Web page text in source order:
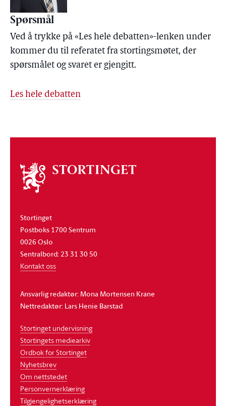
Spørsmål
Ved å trykke på «Les hele debatten»-lenken under
kommer du til referatet fra stortingsmøtet, der
spørsmålet og svaret er gjengitt.
Les hele debatten
Om
stortinget
Stortinget
Postboks 1700 Sentrum
0026 Oslo
Sentralbord: 23 31 30 50
Kontakt oss
Ansvarlig redaktør: Mona Mortensen Krane
Nettredaktør: Lars Henie Barstad
Stortinget undervisning
Stortingets mediearkiv
Ordbok for Stortinget
Nyhetsbrev
Om nettstedet
Personvernerklæring
Tilgjengelighetserklæring